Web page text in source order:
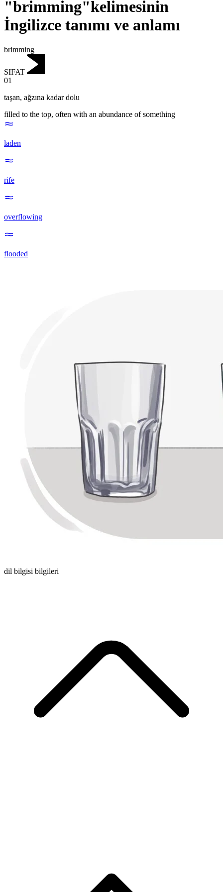
"brimming"kelimesinin
İngilizce tanımı ve anlamı
brimming
SIFAT
01
taşan, ağzına kadar dolu
filled to the top, often with an abundance of something
laden
rife
overflowing
flooded
dil bilgisi bilgileri